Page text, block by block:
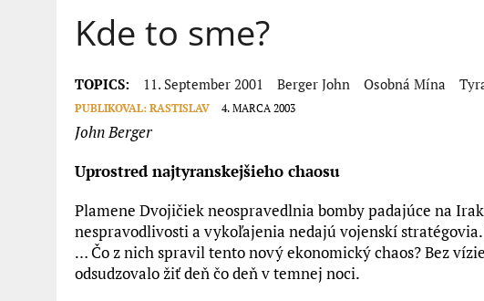
9. JÚLA 2026
VÍŤAZNÉ PRÁCE ŠTUDENTOV STREDNÝCH ŠKÔL
Kde to sme?
TOPICS: 11. September 2001 Berger John Osobná Mína
PUBLIKOVAL: RASTISLAV 4. MARCA 2003
John Berger
Uprostred najtyranskejšieho chaosu
Plamene Dvojičiek neospravedlnia bomby padajúce na
nespravodlivosti a vykoľajenia nedajú vojenskí
… Čo z nich spravil tento nový ekonomický chaos? Bez
odsudzovalo žiť deň čo deň v temnej noci.